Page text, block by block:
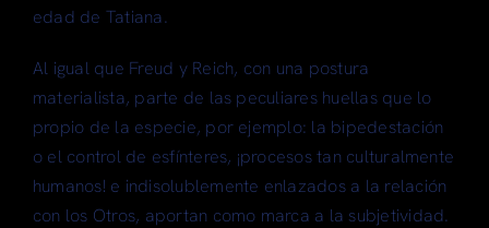
edad de Tatiana.
Al igual que Freud y Reich, con una postura
materialista, parte de las peculiares huellas que lo
propio de la especie, por ejemplo: la bipedestación
o el control de esfínteres, ¡procesos tan culturalmente
humanos! e indisolublemente enlazados a la relación
con los Otros, aportan como marca a la subjetividad.